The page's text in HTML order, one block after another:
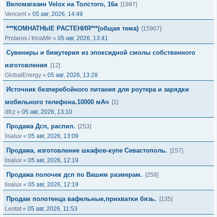
Веломагазин Velox на Толстого, 16а [1987]
Vencent« 05 авг, 2026, 14:49
***КОМНАТНЫЕ РАСТЕНИЯ***(общая тема) [15907]
Protaros / IrinaMir « 05 авг, 2026, 13:41
Сувениры и бижутерия из эпоксидной смолы собственного
изготовления
[12]
GlobalEnergy « 05 авг, 2026, 13:28
Источник безперебойного питания для роутера и зарядки
мобильного телефона.10000 мАч
[1]
dfcz « 05 авг, 2026, 13:10
Продажа Дсп, распил.
[253]
lisalux « 05 авг, 2026, 13:09
Продажа, изготовление шкафов-купе Севастополь.
[157]
lisalux « 05 авг, 2026, 12:19
Продажа полочек дсп по Вашим размерам.
[258]
lisalux « 05 авг, 2026, 12:19
Продам полотенца вафельные,прихватки бязь.
[135]
Leotat« 05 авг, 2026, 11:53